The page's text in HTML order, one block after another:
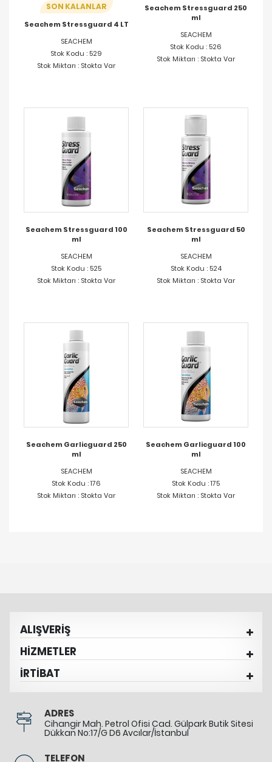
SON KALANLAR
Seachem Stressguard 4 LT
SEACHEM
Stok Kodu : 529
Stok Miktarı : Stokta Var
Seachem Stressguard 250
ml
SEACHEM
Stok Kodu : 526
Stok Miktarı : Stokta Var
Seachem Stressguard 100
ml
SEACHEM
Stok Kodu : 525
Stok Miktarı : Stokta Var
Seachem Stressguard 50
ml
SEACHEM
Stok Kodu : 524
Stok Miktarı : Stokta Var
Seachem Garlicguard 250
ml
SEACHEM
Stok Kodu : 176
Stok Miktarı : Stokta Var
Seachem Garlicguard 100
ml
SEACHEM
Stok Kodu : 175
Stok Miktarı : Stokta Var
ALIŞVERİŞ
HİZMETLER
İRTİBAT
ADRES
Cihangir Mah. Petrol Ofisi Cad. Gülpark Butik Sitesi
Dükkan No:17/G D6 Avcılar/İstanbul
TELEFON